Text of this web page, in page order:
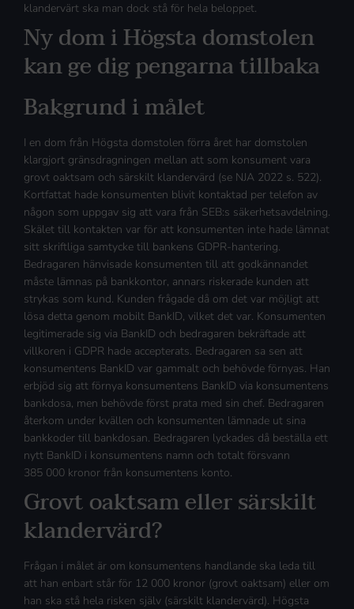
klandervärt ska man dock stå för hela beloppet.
Ny dom i Högsta domstolen
kan ge dig pengarna tillbaka
Bakgrund i målet
I en dom från Högsta domstolen förra året har domstolen
klargjort gränsdragningen mellan att som konsument vara
grovt oaktsam och särskilt klandervärd (se NJA 2022 s. 522).
Kortfattat hade konsumenten blivit kontaktad per telefon av
någon som uppgav sig att vara från SEB:s säkerhetsavdelning.
Skälet till kontakten var för att konsumenten inte hade lämnat
sitt skriftliga samtycke till bankens GDPR-hantering.
Bedragaren hänvisade konsumenten till att godkännandet
måste lämnas på bankkontor, annars riskerade kunden att
strykas som kund. Kunden frågade då om det var möjligt att
lösa detta genom mobilt BankID, vilket det var. Konsumenten
legitimerade sig via BankID och bedragaren bekräftade att
villkoren i GDPR hade accepterats. Bedragaren sa sen att
konsumentens BankID var gammalt och behövde förnyas. Han
erbjöd sig att förnya konsumentens BankID via konsumentens
bankdosa, men behövde först prata med sin chef. Bedragaren
återkom under kvällen och konsumenten lämnade ut sina
bankkoder till bankdosan. Bedragaren lyckades då beställa ett
nytt BankID i konsumentens namn och totalt försvann
385 000 kronor från konsumentens konto.
Grovt oaktsam eller särskilt
klandervärd?
Frågan i målet är om konsumentens handlande ska leda till
att han enbart står för 12 000 kronor (grovt oaktsam) eller om
han ska stå hela risken själv (särskilt klandervärd). Högsta